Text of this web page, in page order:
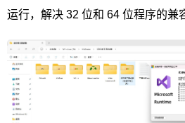
运行，解决 32 位和 64 位程序的兼